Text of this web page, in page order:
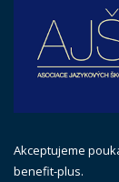
Akceptujeme
benefit-plus.